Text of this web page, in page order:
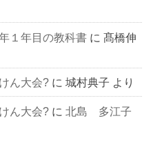
１年目の教科書 に髙橋伸
ん大会? に城村典子 より
ん大会? に北島 多江子